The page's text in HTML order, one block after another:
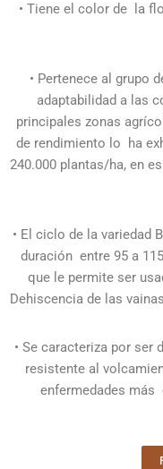
• Tiene el color de
la
• Pertenece al grupo
adaptabilidad a las
principales zonas
de rendimiento lo
ha
240.000 plantas/ha, en
• El ciclo de la variedad
duración entre 95 a
que le permite ser
Dehiscencia de las
• Se caracteriza por ser
resistente al
enfermedades más